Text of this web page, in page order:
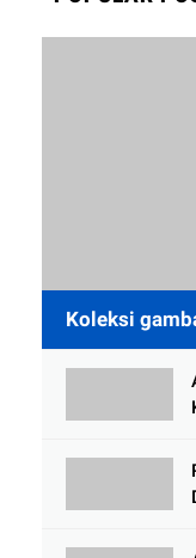
Koleksi